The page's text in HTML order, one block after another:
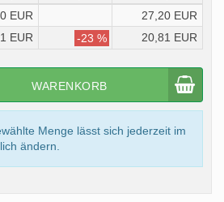
EUR
27,20 EUR
EUR -23 % 20,81 EUR
WARENKORB
Menge lässt sich jederzeit im
ändern.